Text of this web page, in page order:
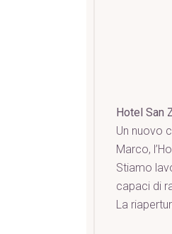
Hotel San
Un nuovo
Marco,
Stiamo
capaci di
La